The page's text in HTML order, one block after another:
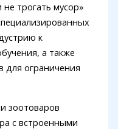
трогать мусор»
к
а также
для ограничения
зоотоваров
с встроенными